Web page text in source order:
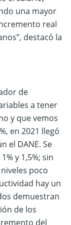
una mayor
real
destacó la
de
a tener
y que vemos
en 2021 llegó
el DANE. Se
y 1,5%; sin
poco
hay un
demuestran
de los
del